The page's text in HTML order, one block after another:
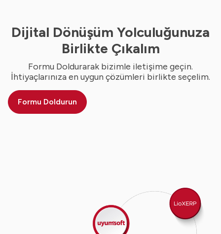
Dijital Dönüşüm Yolculuğunuza
Birlikte Çıkalım
Formu Doldurarak bizimle iletişime geçin.
İhtiyaçlarınıza en uygun çözümleri birlikte seçelim.
Formu Doldurun